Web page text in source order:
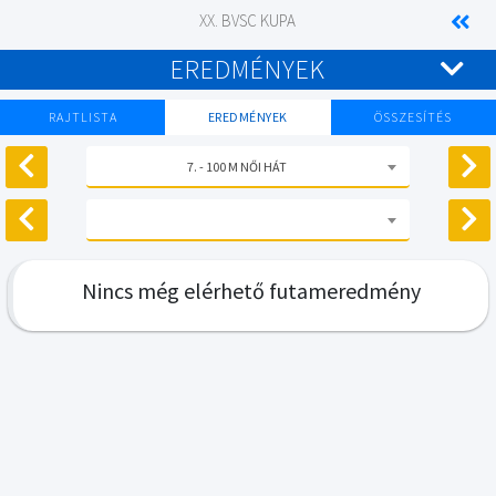
XX. BVSC KUPA
EREDMÉNYEK
RAJTLISTA EREDMÉNYEK ÖSSZESÍTÉS
7. - 100 M NŐI HÁT
Nincs még elérhető futameredmény